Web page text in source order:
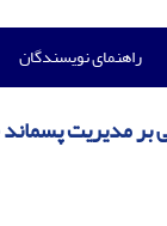
راهنمای نویسندگان
بر مدیریت